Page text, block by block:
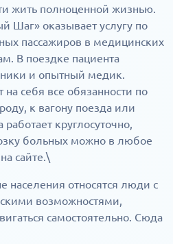
жить полноценной жизнью.
Шаг» оказывает услугу по
пассажиров в медицинских
В поездке пациента
и опытный медик.
себя все обязанности по
к вагону поезда или
круглосуточно,
больных можно в любое
сайте.\
населения относятся люди с
возможностями,
самостоятельно. Сюда